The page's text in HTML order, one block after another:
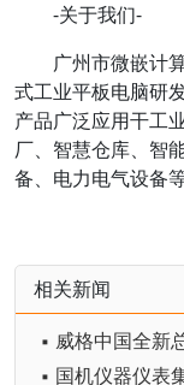
-关于我们-
广州市微嵌计算
式工业平板电脑研
产品广泛应用干工
厂、智慧仓库、智
备、电力电气设备
相关新闻
▪ 威格中国全新
▪ 国机仪器仪表